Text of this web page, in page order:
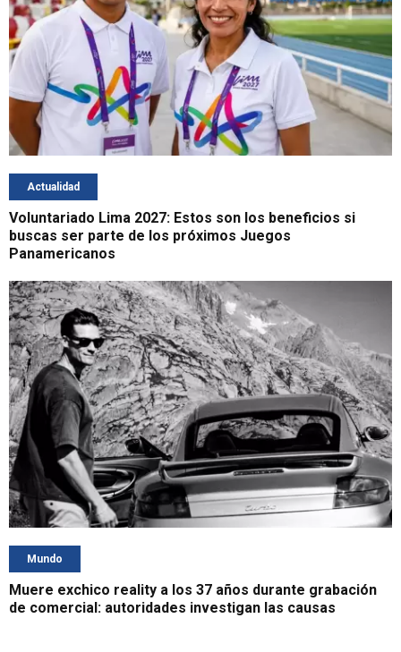
Actualidad
Voluntariado Lima 2027: Estos son los beneficios si
buscas ser parte de los próximos Juegos
Panamericanos
Mundo
Muere exchico reality a los 37 años durante grabación
de comercial: autoridades investigan las causas